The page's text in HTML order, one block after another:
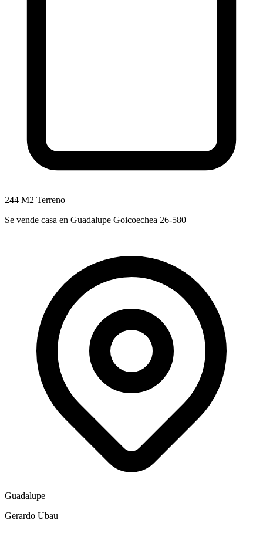
244 M2 Terreno
Se vende casa en Guadalupe Goicoechea 26-580
Guadalupe
Gerardo Ubau